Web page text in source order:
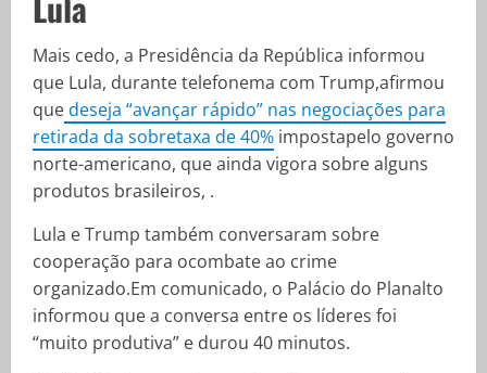
Mais cedo, a Presidência da República informou
que Lula, durante telefonema com Trump,afirmou
quedeseja “avançar rápido” nas negociações para
retirada da sobretaxa de 40% impostapelo governo
norte-americano, que ainda vigora sobre alguns
produtos brasileiros, .
Lula e Trump também conversaram sobre
cooperação para ocombate ao crime
organizado.Em comunicado, o Palácio do Planalto
informou que a conversa entre os líderes foi
“muito produtiva” e durou 40 minutos.